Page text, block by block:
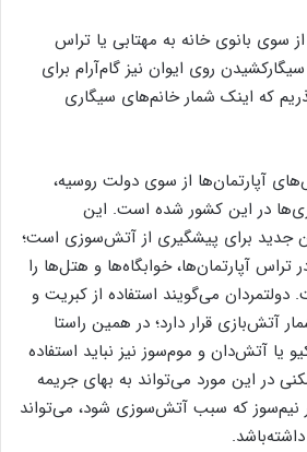
سوی بانوی خانه به مهتابی یا تراس
روی ایوان نیز گام‌آرام برای
که اینک شمار خانم‌های سیگاری
آپارتمان‌ها از سوی دولت روسیه،
در این کشور شده است. این
جدید برای پیشگیری از آتش‌سوزی است؛
تراس آپارتمان‌ها، خوابگاه‌ها و هتل‌ها را
دولتمردان می‌گویند استفاده از کبریت و
آتش‌بازی قرار دارد؛ در همین راستا
یا آتش‌دان و موم‌سوز نیز نباید استفاده
در این مورد می‌تواند به بهای جریمه
نیم‌سوز که سبب آتش‌سوزی شود، می‌تواند